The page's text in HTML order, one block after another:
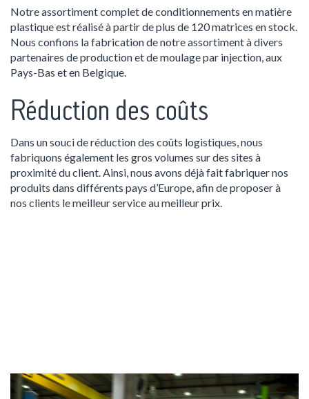
Notre assortiment complet de conditionnements en matière
plastique est réalisé à partir de plus de 120 matrices en stock.
Nous confions la fabrication de notre assortiment à divers
partenaires de production et de moulage par injection, aux
Pays-Bas et en Belgique.
Réduction des coûts
Dans un souci de réduction des coûts logistiques, nous
fabriquons également les gros volumes sur des sites à
proximité du client. Ainsi, nous avons déjà fait fabriquer nos
produits dans différents pays d’Europe, afin de proposer à
nos clients le meilleur service au meilleur prix.